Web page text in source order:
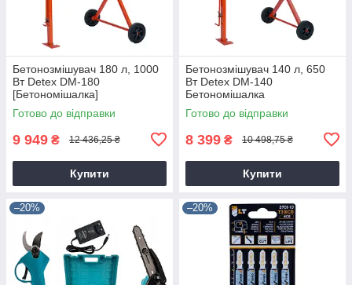
Бетонозмішувач 180 л, 1000
Вт Detex DM-180
[Бетономішалка]
Готово до відправки
9 949 ₴ 12 436,25 ₴
Купити
Бетонозмішувач 140 л, 650
Вт Detex DM-140
Бетономішалка
Готово до відправки
8 399 ₴ 10 498,75 ₴
Купити
–20% –20%